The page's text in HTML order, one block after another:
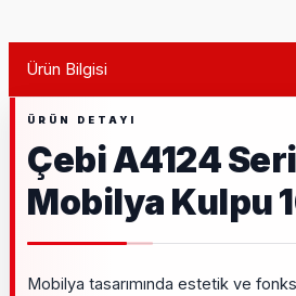
Ürün Bilgisi
Çebi A4124
Mobilya Kulpu
Mobilya tasarımında estetik ve